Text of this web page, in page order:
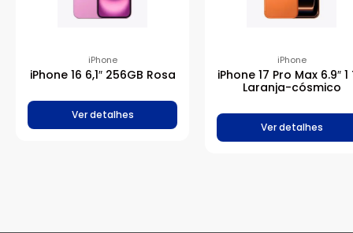
iPhone
iPhone 16 6,1″ 256GB Rosa
Ver detalhes
iPhone
iPhone 17 Pro Max 6.9″ 1
Laranja-cósmico
Ver detalhes